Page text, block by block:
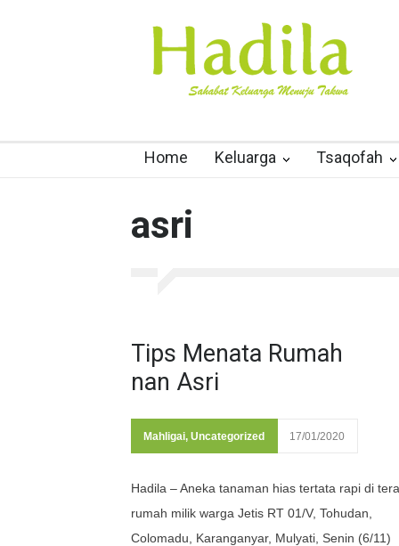
Home Keluarga Tsaqofah
asri
Tips Menata Rumah
nan Asri
Mahligai, Uncategorized 17/01/2020
Hadila – Aneka tanaman hias tertata rapi di
rumah milik warga Jetis RT 01/V, Tohudan,
Colomadu, Karanganyar, Mulyati, Senin (6/11)